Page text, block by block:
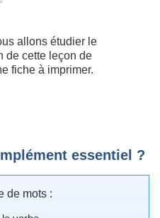
allons étudier le
de cette leçon de
fiche à imprimer.
essentiel ?
de mots :